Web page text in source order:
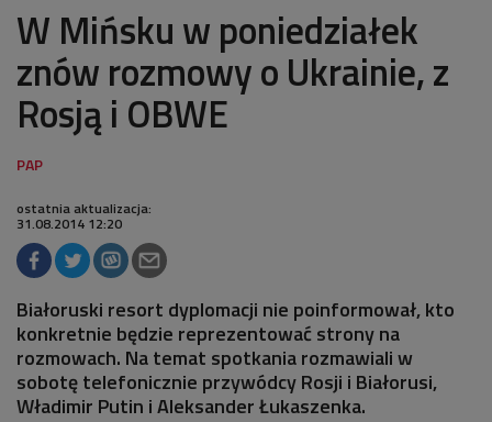
W Mińsku w poniedziałek
znów rozmowy o Ukrainie, z
Rosją i OBWE
ostatnia aktualizacja:
31.08.2014 12:20
Białoruski resort dyplomacji nie poinformował, kto
konkretnie będzie reprezentować strony na
rozmowach. Na temat spotkania rozmawiali w
sobotę telefonicznie przywódcy Rosji i Białorusi,
Władimir Putin i Aleksander Łukaszenka.